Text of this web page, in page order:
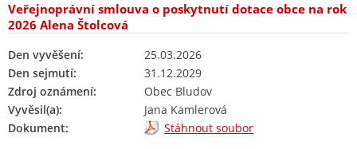
Veřejnoprávní smlouva o poskytnutí dotace obce na rok
2026 Alena Štolcová
Den vyvěšení:
25.03.2026
Den sejmutí:
31.12.2029
Zdroj oznámení:
Obec Bludov
Vyvěsil(a):
Jana Kamlerová
Dokument:
Stáhnout soubor